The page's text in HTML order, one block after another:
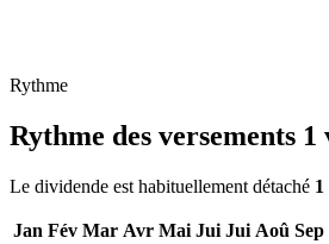
Rythme
Rythme des versements 1
Le dividende est habituellement détaché 1
Jan Fév Mar Avr Mai Jui Jui Aoû Sep